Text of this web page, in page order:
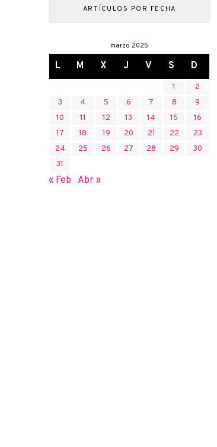
ARTÍCULOS POR FECHA
marzo 2025
L M X J V S D
1
2
3
4 5 6 7 8
9
10
11 12 13 14 15
16
17
18 19 20 21 22
23
24
25 26 27 28 29
30
31
« Feb Abr »